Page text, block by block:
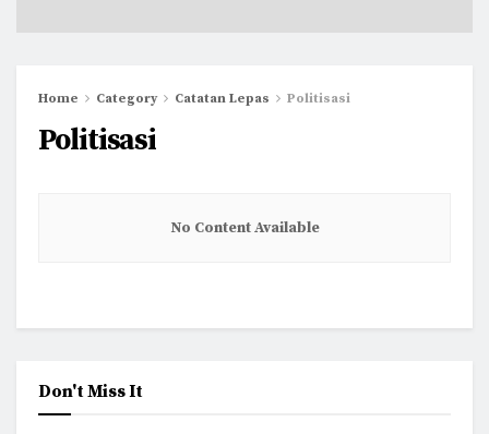
Home Category Catatan Lepas Politisasi
Politisasi
No Content Available
Don't Miss It